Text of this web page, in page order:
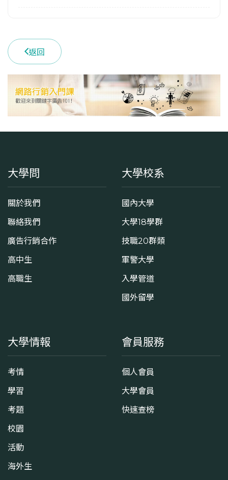
返回
大學問
關於我們
聯絡我們
廣告行銷合作
高中生
高職生
大學校系
國內大學
大學18學群
技職20群類
軍警大學
入學管道
國外留學
大學情報
考情
學習
考題
校園
活動
海外生
會員服務
個人會員
大學會員
快速查榜